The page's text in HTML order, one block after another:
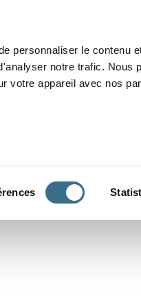
personnaliser le contenu
notre trafic. Nous
votre appareil avec nos